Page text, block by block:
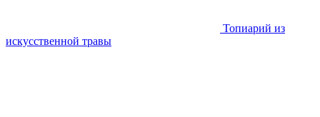
Топиарий из
искусственной травы